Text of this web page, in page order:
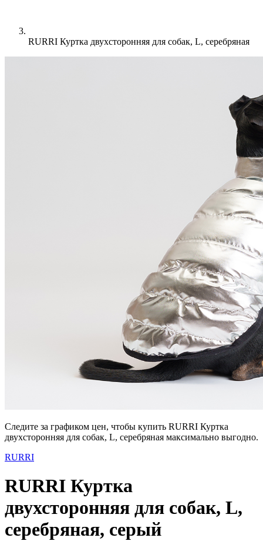
RURRI Куртка двухсторонняя для собак, L, серебряная
Следите за графиком цен, чтобы купить RURRI Куртка
двухсторонняя для собак, L, серебряная максимально выгодно.
RURRI
RURRI Куртка
двухсторонняя для собак, L,
серебряная, серый